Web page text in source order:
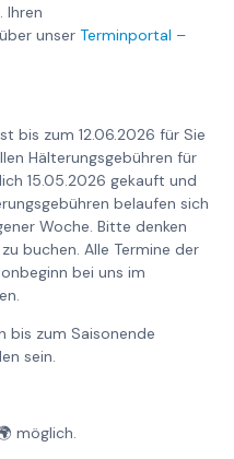
Ihren
unserTerminportal –
bis zum 12.06.2026 für Sie
Hälterungsgebühren für
15.05.2026 gekauft und
belaufen sich
Woche. Bitte denken
buchen. Alle Termine der
bei uns im
bis zum Saisonende
sein.
möglich.